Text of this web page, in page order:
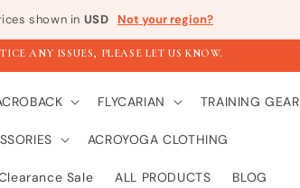
shown in USD Not your region?
ANY ISSUES, PLEASE LET US KNOW.
FLYCARIAN TRAINING GEAR
ACROYOGA CLOTHING
Sale ALL PRODUCTS BLOG